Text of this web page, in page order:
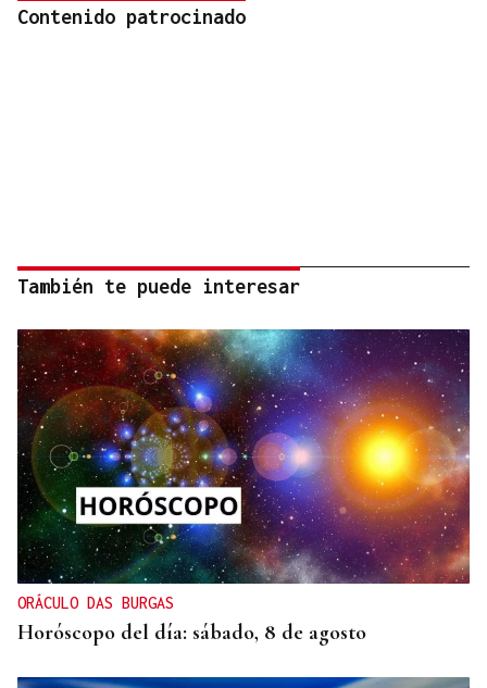
Contenido patrocinado
También te puede interesar
ORÁCULO DAS BURGAS
Horóscopo del día: sábado, 8 de agosto